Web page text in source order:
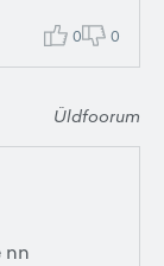
0 0
Üldfoorum
nn